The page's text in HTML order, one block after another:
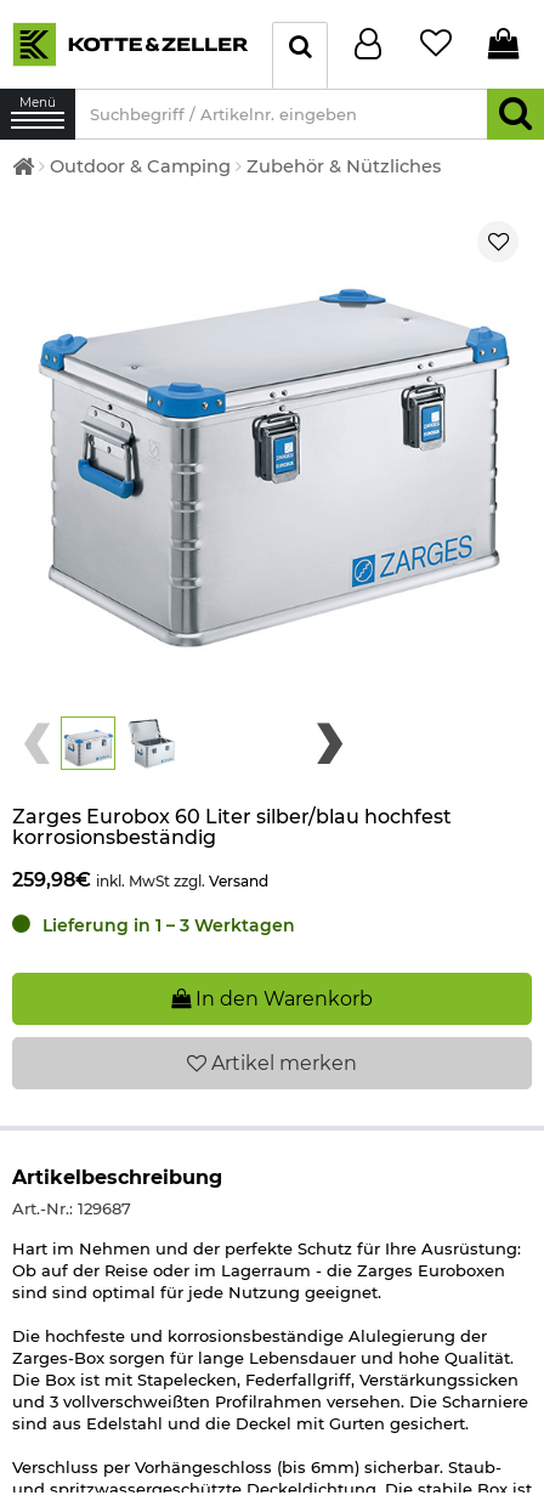
Menü
Outdoor & Camping Zubehör & Nützliches
Zarges Eurobox 60 Liter silber/blau hochfest
korrosionsbeständig
259,98€ inkl. MwSt zzgl. Versand
Lieferung in 1 – 3 Werktagen
In den Warenkorb
Artikel merken
Artikelbeschreibung
Art.-Nr.: 129687
Hart im Nehmen und der perfekte Schutz für Ihre Ausrüstung:
Ob auf der Reise oder im Lagerraum - die Zarges Euroboxen
sind sind optimal für jede Nutzung geeignet.
Die hochfeste und korrosionsbeständige Alulegierung der
Zarges-Box sorgen für lange Lebensdauer und hohe Qualität.
Die Box ist mit Stapelecken, Federfallgriff, Verstärkungssicken
und 3 vollverschweißten Profilrahmen versehen. Die Scharniere
sind aus Edelstahl und die Deckel mit Gurten gesichert.
Verschluss per Vorhängeschloss (bis 6mm) sicherbar. Staub-
und spritzwassergeschützte Deckeldichtung. Die stabile Box ist